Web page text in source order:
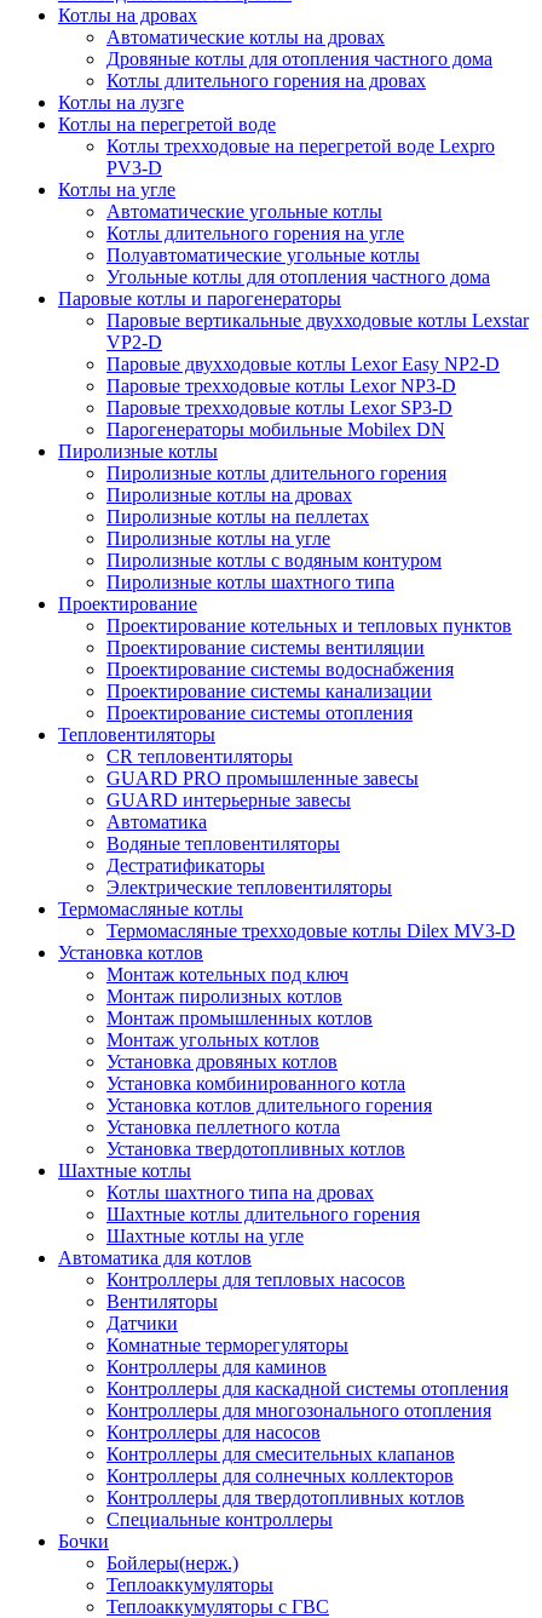
Котлы на дровах
Автоматические котлы на дровах
Дровяные котлы для отопления частного дома
Котлы длительного горения на дровах
Котлы на лузге
Котлы на перегретой воде
Котлы трехходовые на перегретой воде Lexpro
PV3-D
Котлы на угле
Автоматические угольные котлы
Котлы длительного горения на угле
Полуавтоматические угольные котлы
Угольные котлы для отопления частного дома
Паровые котлы и парогенераторы
Паровые вертикальные двухходовые котлы Lexstar
VP2-D
Паровые двухходовые котлы Lexor Easy NP2-D
Паровые трехходовые котлы Lexor NP3-D
Паровые трехходовые котлы Lexor SP3-D
Парогенераторы мобильные Mobilex DN
Пиролизные котлы
Пиролизные котлы длительного горения
Пиролизные котлы на дровах
Пиролизные котлы на пеллетах
Пиролизные котлы на угле
Пиролизные котлы с водяным контуром
Пиролизные котлы шахтного типа
Проектирование
Проектирование котельных и тепловых пунктов
Проектирование системы вентиляции
Проектирование системы водоснабжения
Проектирование системы канализации
Проектирование системы отопления
Тепловентиляторы
CR тепловентиляторы
GUARD PRO промышленные завесы
GUARD интерьерные завесы
Автоматика
Водяные тепловентиляторы
Дестратификаторы
Электрические тепловентиляторы
Термомасляные котлы
Термомасляные трехходовые котлы Dilex MV3-D
Установка котлов
Монтаж котельных под ключ
Монтаж пиролизных котлов
Монтаж промышленных котлов
Монтаж угольных котлов
Установка дровяных котлов
Установка комбинированного котла
Установка котлов длительного горения
Установка пеллетного котла
Установка твердотопливных котлов
Шахтные котлы
Котлы шахтного типа на дровах
Шахтные котлы длительного горения
Шахтные котлы на угле
Автоматика для котлов
Контроллеры для тепловых насосов
Вентиляторы
Датчики
Комнатные терморегуляторы
Контроллеры для каминов
Контроллеры для каскадной системы отопления
Контроллеры для многозонального отопления
Контроллеры для насосов
Контроллеры для смесительных клапанов
Контроллеры для солнечных коллекторов
Контроллеры для твердотопливных котлов
Специальные контроллеры
Бочки
Бойлеры(нерж.)
Теплоаккумуляторы
Теплоаккумуляторы с ГВС